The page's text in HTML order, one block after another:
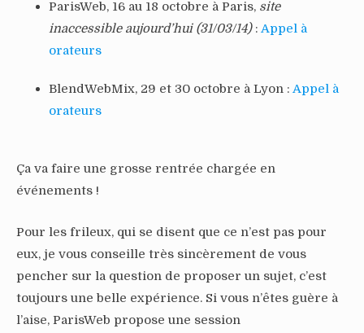
ParisWeb, 16 au 18 octobre à Paris, site
inaccessible aujourd’hui (31/03/14): Appel à
orateurs
BlendWebMix, 29 et 30 octobre à Lyon : Appel à
orateurs
Ça va faire une grosse rentrée chargée en
événements !
Pour les frileux, qui se disent que ce n’est pas pour
eux, je vous conseille très sincèrement de vous
pencher sur la question de proposer un sujet, c’est
toujours une belle expérience. Si vous n’êtes guère à
l’aise, ParisWeb propose une session